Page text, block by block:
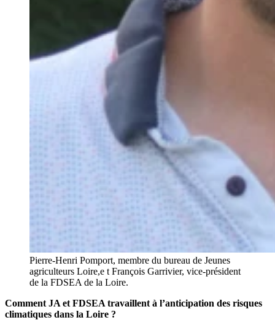
Pierre-Henri Pomport, membre du bureau de Jeunes
agriculteurs Loire,e t François Garrivier, vice-président
de la FDSEA de la Loire.
Comment JA et FDSEA travaillent à l’anticipation des risques
climatiques dans la Loire ?